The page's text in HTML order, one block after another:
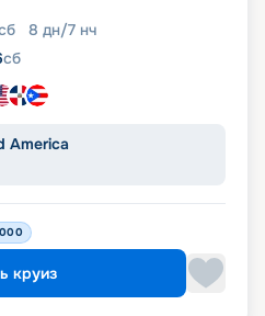
8 дн/7 нч
сб
America
круиз